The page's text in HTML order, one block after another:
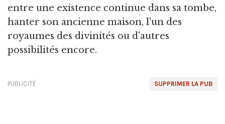
entre une existence continue dans sa tombe,
hanter son ancienne maison, l'un des
royaumes des divinités ou d'autres
possibilités encore.
SUPPRIMER LA PUB
PUBLICITÉ